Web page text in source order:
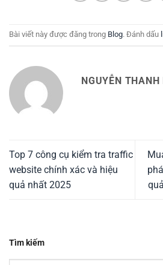
Bài viết này được đăng trong Blog. Đánh dấu
NGUYỄN THANH
Top 7 công cụ kiểm tra traffic
website chính xác và hiệu
quả nhất 2025
Tìm kiếm